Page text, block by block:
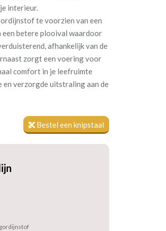
interieur.
te voorzien van een
betere plooival waardoor
afhankelijk van de
zorgt een voering voor
comfort in je leefruimte
verzorgde uitstraling aan de
Bestel een knipstaal